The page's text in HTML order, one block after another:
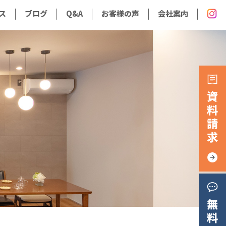
ブログ Q&A お客様の声 会社案内